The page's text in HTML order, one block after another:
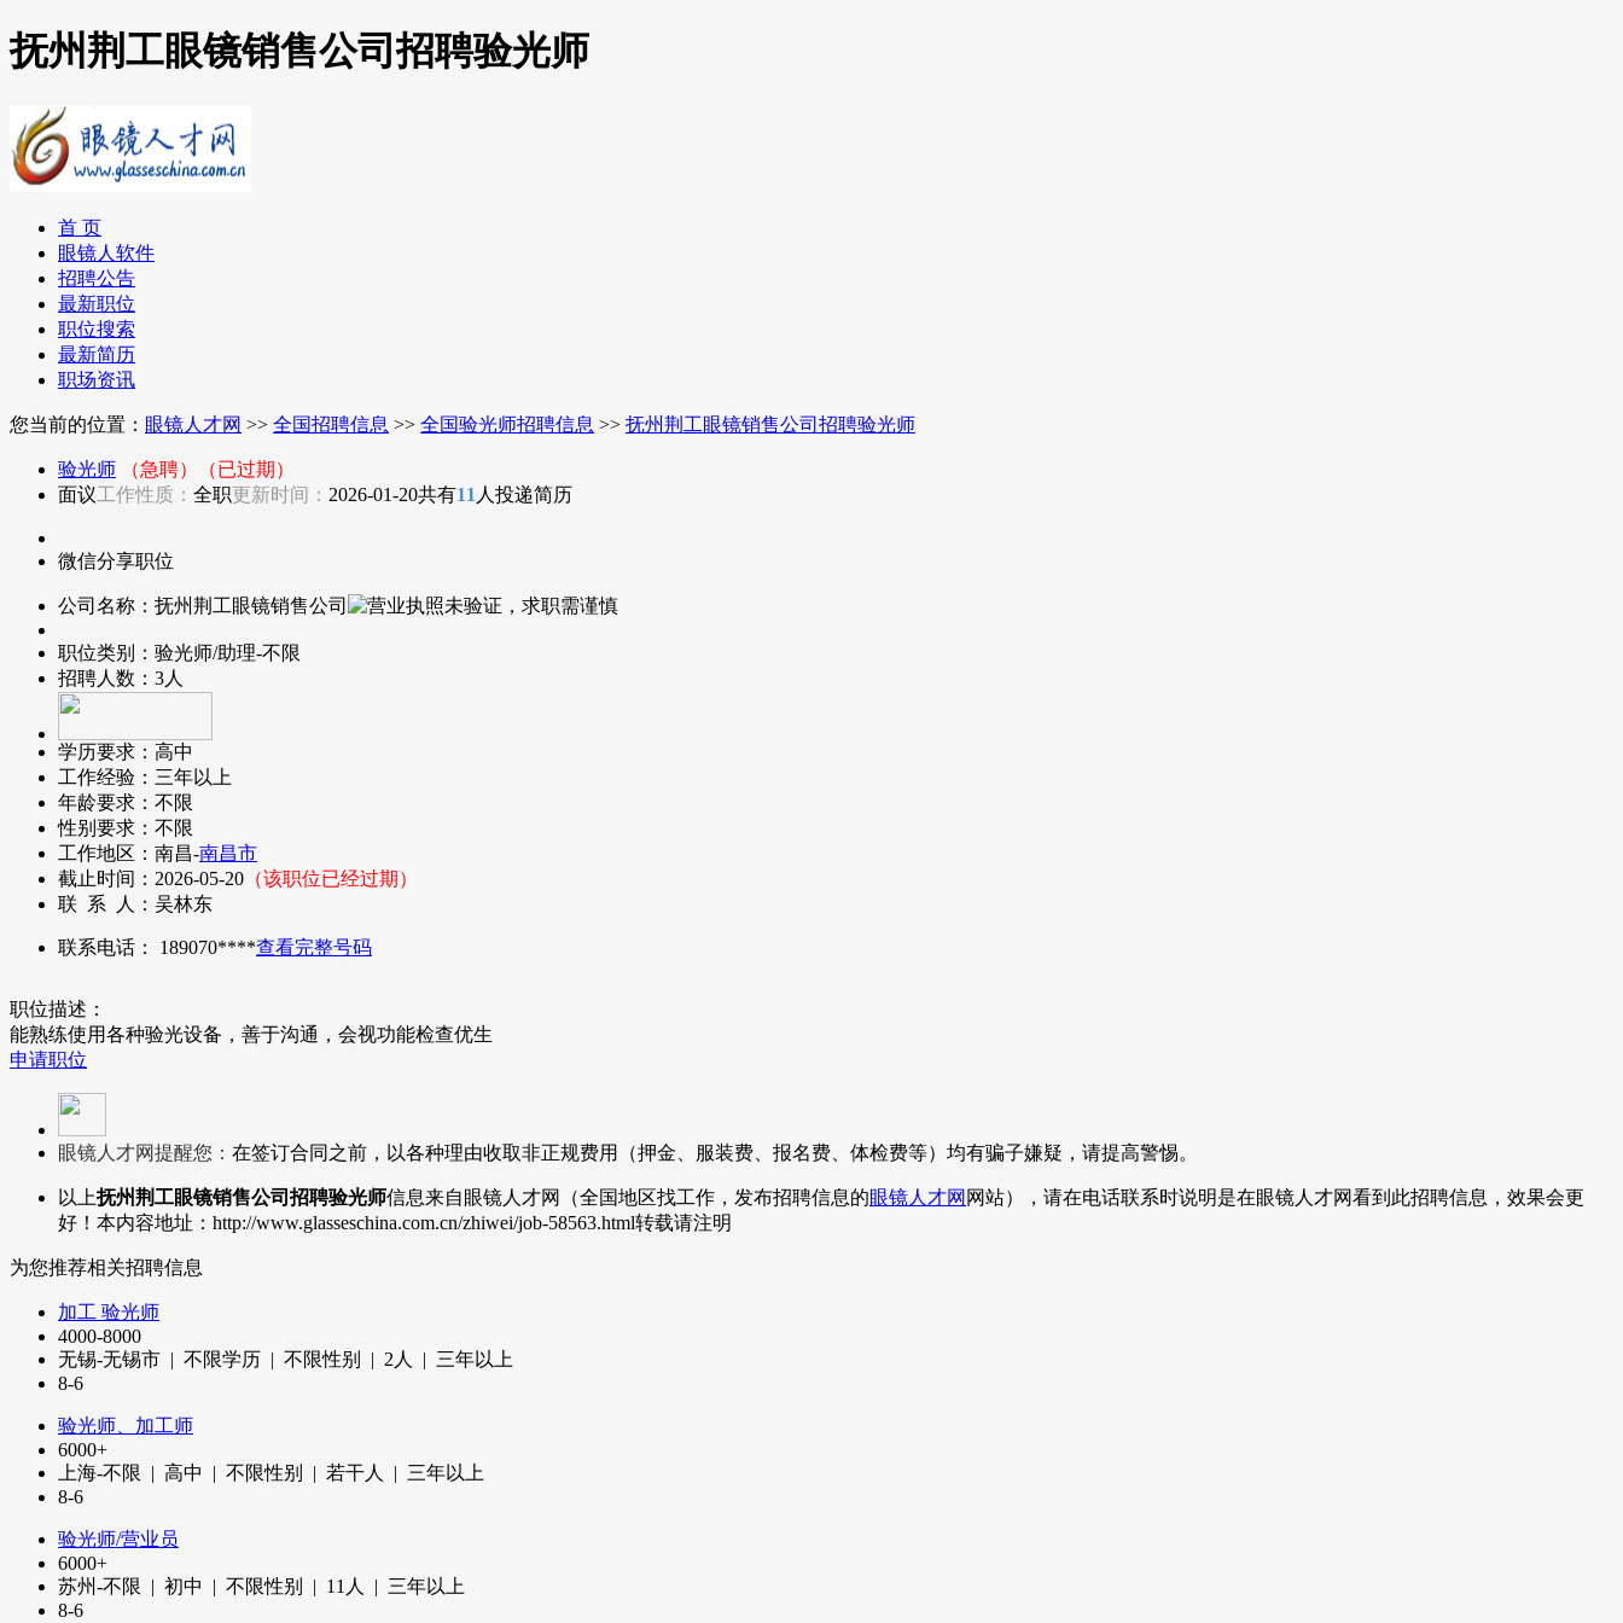
抚州荆工眼镜销售公司招聘验光师
首 页
眼镜人软件
招聘公告
最新职位
职位搜索
最新简历
职场资讯
您当前的位置： 眼镜人才网 >> 全国招聘信息 >> 全国验光师招聘信息 >> 抚州荆工眼镜销售公司招聘验光师
验光师 （急聘）
（已过期）
面议工作性质： 全职更新时间： 2026-01-20共有11 人投递简历
微信分享职位
公司名称： 抚州荆工眼镜销售公司
职位类别： 验光师/助理-不限
招聘人数： 3人
学历要求： 高中
工作经验： 三年以上
年龄要求： 不限
性别要求： 不限
工作地区： 南昌-南昌市
截止时间： 2026-05-20 （该职位已经过期）
联 系 人： 吴林东
联系电话： 189070****查看完整号码
职位描述：
能熟练使用各种验光设备，善于沟通，会视功能检查优生
申请职位
眼镜人才网提醒您： 在签订合同之前，以各种理由收取非正规费用（押金、服装费、报名费、体检费等）均有骗子嫌疑，请提高警惕。
以上抚州荆工眼镜销售公司招聘验光师信息来自眼镜人才网（全国地区找工作，发布招聘信息的眼镜人才网 网站），请在电话联系时说明是在眼镜人才网看到此招聘信息，效果会更
好！本内容地址：http://www.glasseschina.com.cn/zhiwei/job-58563.html转载请注明
为您推荐相关招聘信息
加工 验光师
4000-8000
无锡-无锡市 | 不限学历 | 不限性别 | 2 人 | 三年以上
8-6
验光师、加工师
6000+
上海-不限 | 高中 | 不限性别 | 若干人 | 三年以上
8-6
验光师/营业员
6000+
苏州-不限 | 初中 | 不限性别 | 11 人 | 三年以上
8-6